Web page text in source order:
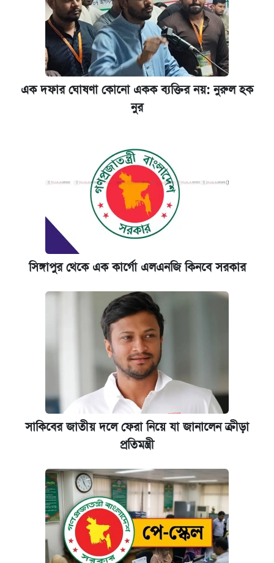
এক দফার ঘোষণা কোনো একক ব্যক্তির নয়: নুরুল হক
নুর
সিঙ্গাপুর থেকে এক কার্গো এলএনজি কিনবে সরকার
সাকিবের জাতীয় দলে ফেরা নিয়ে যা জানালেন ক্রীড়া
প্রতিমন্ত্রী